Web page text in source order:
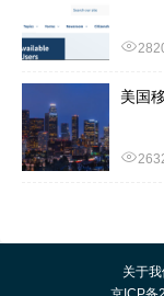
美国
关于我